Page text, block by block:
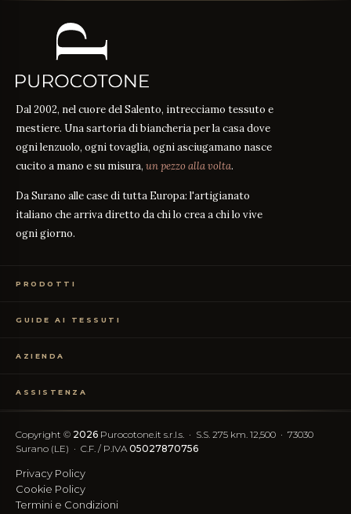
Dal 2002, nel cuore del Salento, intrecciamo tessuto e
mestiere. Una sartoria di biancheria per la casa dove
ogni lenzuolo, ogni tovaglia, ogni asciugamano nasce
cucito a mano e su misura, un pezzo alla volta.
Da Surano alle case di tutta Europa: l'artigianato
italiano che arriva diretto da chi lo crea a chi lo vive
ogni giorno.
PRODOTTI
Biancheria Tavola
Abbigliamento
GUIDE AI TESSUTI
Percalle o Raso?
TC300 vs Cotone Egiziano
Cotone vs Sintetico GUIDA
AZIENDA
Il nostro artigianato
Certificazione OEKO-TEX
Recesso Semplificato
Blog
ASSISTENZA
FAQ
Spese di spedizione
SEGUICI
IG FB
Copyright © 2026 Purocotone.it s.r.l.s. · S.S. 275 km. 12,500 · 73030
Surano (LE) · C.F. / P.IVA 05027870756
Privacy Policy
Cookie Policy
Termini e Condizioni